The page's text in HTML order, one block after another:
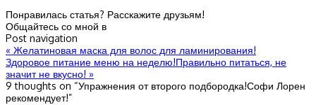
Понравилась статья? Расскажите друзьям!
Общайтесь со мной в
Post navigation
« Желатиновая маска для волос для ламинирования!
Здоровое питание меню на неделю!Правильно питаться, не
значит не вкусно! »
9 thoughts on “Упражнения от второго подбородка!Софи Лорен
рекомендует!”